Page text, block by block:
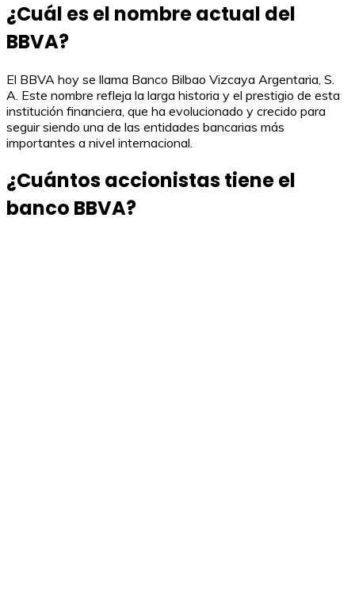
¿Cuál es el nombre actual del
BBVA?
El BBVA hoy se llama Banco Bilbao Vizcaya Argentaria, S.
A. Este nombre refleja la larga historia y el prestigio de esta
institución financiera, que ha evolucionado y crecido para
seguir siendo una de las entidades bancarias más
importantes a nivel internacional.
¿Cuántos accionistas tiene el
banco BBVA?